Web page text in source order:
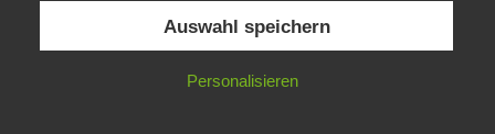
Auswahl speichern
Personalisieren